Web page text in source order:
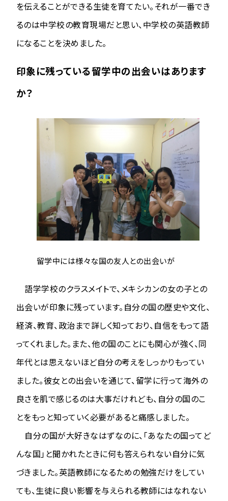
を伝えることができる生徒を育てたい。それが一番でき
るのは中学校の教育現場だと思い、中学校の英語教師
になることを決めました。
印象に残っている留学中の出会いはあります
か？
留学中には様々な国の友人との出会いが
語学学校のクラスメイトで、メキシカンの女の子との
出会いが印象に残っています。自分の国の歴史や文化、
経済、教育、政治まで詳しく知っており、自信をもって語
ってくれました。また、他の国のことにも関心が強く、同
年代とは思えないほど自分の考えをしっかりもってい
ました。彼女との出会いを通じて、留学に行って海外の
良さを肌で感じるのは大事だけれども、自分の国のこ
とをもっと知っていく必要があると痛感しました。
自分の国が大好きなはずなのに、「あなたの国ってど
んな国」と聞かれたときに何も答えられない自分に気
づきました。英語教師になるための勉強だけをしてい
ても、生徒に良い影響を与えられる教師にはなれない